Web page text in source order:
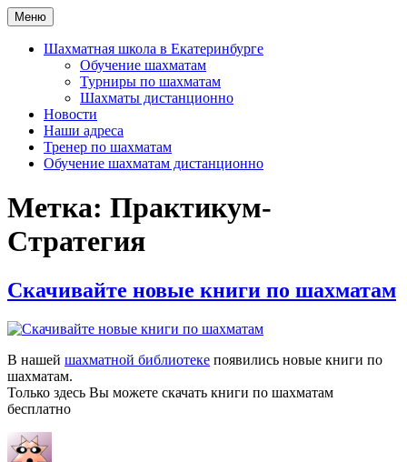
Перейти
к
содержимому
Шахматная школа Шахматное искусство
Шахматная школа в Москве, Санкт-Петербурге, Сочи и
Екатеринбурге
Меню
Шахматная школа в Екатеринбурге
Обучение шахматам
Турниры по шахматам
Шахматы дистанционно
Новости
Наши адреса
Тренер по шахматам
Обучение шахматам дистанционно
Метка: Практикум-
Стратегия
Скачивайте новые книги по шахматам
В нашей шахматной библиотеке появились новые книги по
шахматам.
Только здесь Вы можете скачать книги по шахматам
бесплатно